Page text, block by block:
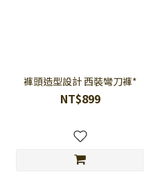
褲頭造型設計 西裝彎刀褲*
NT$899